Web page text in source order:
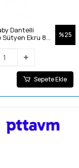
Dantelli
Sütyen Ekru 85
%25
Sepete Ekle